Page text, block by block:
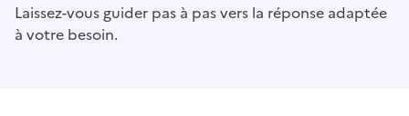
Laissez-vous guider pas à pas vers la réponse adaptée
à votre besoin.